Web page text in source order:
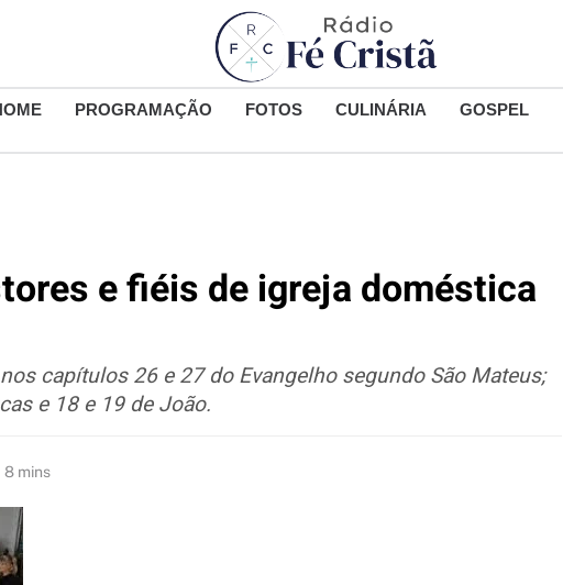
PROGRAMAÇÃO FOTOS CULINÁRIA GOSPEL
e fiéis de igreja doméstica
capítulos 26 e 27 do Evangelho segundo São Mateus;
e 18 e 19 de João.
8 mins